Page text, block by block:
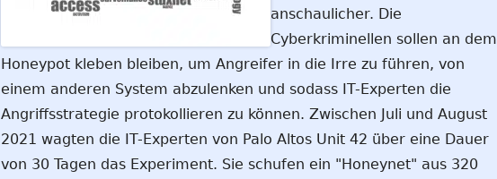
anschaulicher. Die
Cyberkriminellen sollen an dem
Honeypot kleben bleiben, um Angreifer in die Irre zu führen, von
einem anderen System abzulenken und sodass IT-Experten die
Angriffsstrategie protokollieren zu können. Zwischen Juli und August
2021 wagten die IT-Experten von Palo Altos Unit 42 über eine Dauer
von 30 Tagen das Experiment. Sie schufen ein "Honeynet" aus 320